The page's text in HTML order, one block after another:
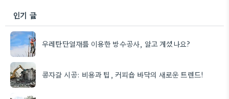
인기 글
우레탄단열재를 이용한 방수공사, 알고 계셨나요?
콩자갈 시공: 비용과 팁, 커피숍 바닥의 새로운 트렌드!